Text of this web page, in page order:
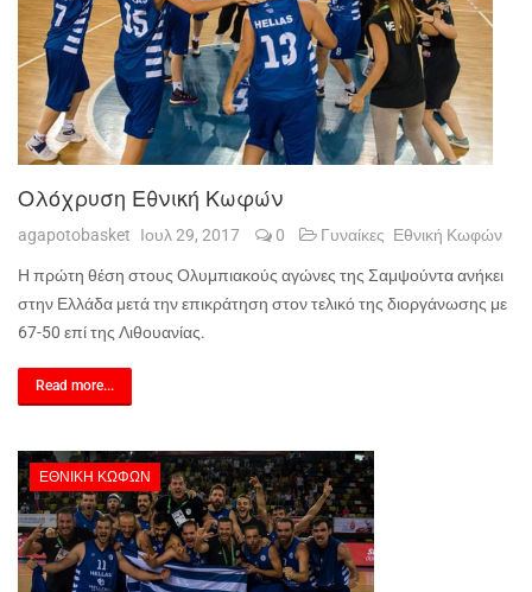
Ολόχρυση Εθνική Κωφών
agapotobasket Ιουλ 29, 2017 0 Γυναίκες Εθνική Κωφών
Η πρώτη θέση στους Ολυμπιακούς αγώνες της Σαμψούντα ανήκει
στην Ελλάδα μετά την επικράτηση στον τελικό της διοργάνωσης με
67-50 επί της Λιθουανίας.
Read more...
ΕΘΝΙΚΉ ΚΩΦΏΝ